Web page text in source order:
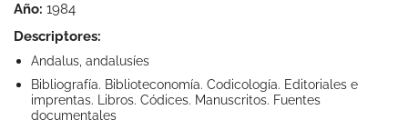
Año: 1984
Descriptores:
Andalus, andalusíes
Bibliografía. Biblioteconomía. Codicología. Editoriales e
imprentas. Libros. Códices. Manuscritos. Fuentes
documentales